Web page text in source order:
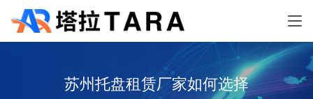
苏州托盘租赁厂家如何选择